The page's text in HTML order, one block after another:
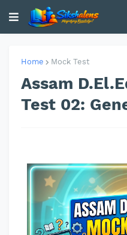
Home Mock Test
Assam
Test 02: